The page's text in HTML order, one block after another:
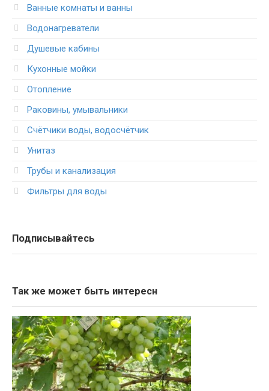
Ванные комнаты и ванны
Водонагреватели
Душевые кабины
Кухонные мойки
Отопление
Раковины, умывальники
Счётчики воды, водосчётчик
Унитаз
Трубы и канализация
Фильтры для воды
Подписывайтесь
Так же может быть интересн